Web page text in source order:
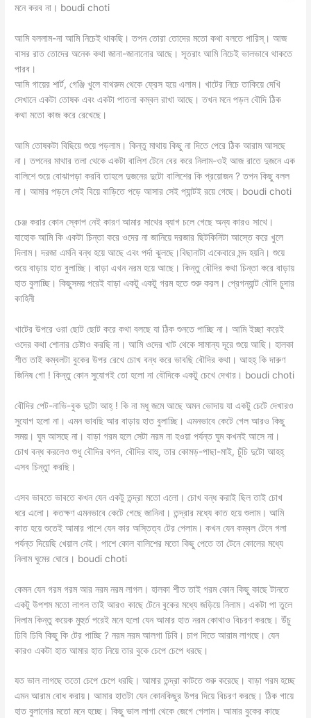
মনে করব না। boudi choti
আমি বললাম-না আমি নিচেই থাকছি। তপন তোরা তোদের মতো কথা বলতে পারিস্। আজ
বাসর রাত তোদের অনেক কথা জানা-জানানোর আছে। সূতরাং আমি নিচেই ভালভাবে থাকতে
পারব।
আমি গায়ের শার্ট, গেঞ্জি খুলে বাথরুম থেকে ফ্রেস হয়ে এলাম। খাটের নিচে তাকিয়ে দেখি
সেখানে একটা তোষক এবং একটা পাতলা কম্বল রাখা আছে। তখন মনে পড়ল বৌদি ঠিক
কথা মতো কাজ করে রেখেছে।
আমি তোষকটা বিছিয়ে শুয়ে পড়লাম। কিন্তু মাথায় কিছু না দিতে পেরে ঠিক আরাম আসছে
না। তপনের মাথার তলা থেকে একটা বালিশ টেনে বের করে নিলাম-ওই আজ রাতে দুজনে এক
বালিশে শুয়ে বোঝাপড়া করবি তাহলে দুজনের দুটো বালিশের কি প্রয়োজন ? তপন কিছু বলল
না। আমার পড়নে সেই বিয়ে বাড়িতে পড়ে আসার সেই প্যান্টই রয়ে গেছে। boudi choti
চেঞ্জ করার কোন স্কোপ নেই কারণ আমার সাথের ব্যাগ চলে গেছে অন্য কারও সাথে।
যাহোক আমি কি একটা চিন্তা করে ওদের না জানিয়ে দরজার ছিটকিনিটা আস্তে করে খুলে
দিলাম। দরজা এমনি বন্ধ হয়ে আছে এবং পর্দা ঝুলছে।বিছানাটা একেবারে মন্দ হয়নি। শুয়ে
শুয়ে বাড়ায় হাত বুলাচ্ছি। বাড়া এখন নরম হয়ে আছে। কিন্তু বৌদির কথা চিন্তা করে বাড়ায়
হাত বুলাচ্ছি। কিছুসময় পরেই বাড়া একটু একটু গরম হতে শুরু করল। প্রেগন্যান্ট বৌদি চুদার
কাহিনী
খাটের উপরে ওরা ছোট ছোট করে কথা বলছে যা ঠিক শুনতে পাচ্ছি না। আমি ইচ্ছা করেই
ওদের কথা শোনার চেষ্টাও করছি না। আমি ওদের খাট থেকে সামান্য দূরে শুয়ে আছি। হালকা
শীত তাই কম্বলটা বুকের উপর রেখে চোখ বন্ধ করে ভাবছি বৌদির কথা। আহহ্ কি দারুণ
জিনিষ গো ! কিন্তু কোন সুযোগই তো হলো না বৌদিকে একটু চেখে দেখার। boudi choti
বৌদির পেট-নাভি-বুক দুটো আহ্ ! কি না মধু জমে আছে অমন ভোদায় যা একটু চেটে দেখারও
সুযোগ হলো না। এমন ভাবছি আর বাড়ায় হাত বুলাচ্ছি। এমনভাবে কেটে গেল আরও কিছু
সময়। ঘুম আসছে না। বাড়া গরম হলে সেটা নরম না হওয়া পর্যন্ত ঘুম কখনই আসে না।
চোখ বন্ধ করলেও শুধু বৌদির বগল, বৌদির বাহু, তার কোমড়-পাছা-মাই, চুঁচি দুটো আহহ্
এসব চিন্তুা করছি।
এসব ভাবতে ভাবতে কখন যেন একটু তন্দ্রা মতো এলো। চোখ বন্ধ করাই ছিল তাই চোখ
ধরে এলো। কতক্ষণ এমনভাবে কেটে গেছে জানিনা। তন্দ্রার মধ্যে কাত হয়ে শুলাম। আমি
কাত হয়ে শুতেই আমার পাশে যেন কার অস্তিত্ব টের পেলাম। কখন যেন কম্বল টেনে গলা
পর্যন্ত দিয়েছি খেয়াল নেই। পাশে কোল বালিশের মতো কিছু পেতে তা টেনে কোলের মধ্যে
নিলাম ঘুমের ঘোরে। boudi choti
কেমন যেন গরম গরম আর নরম নরম লাগল। হালকা শীত তাই গরম কোন কিছু কাছে টানতে
একটু উপশম মতো লাগল তাই আরও কাছে টেনে বুকের মধ্যে জড়িয়ে নিলাম। একটা পা তুলে
দিলাম কিন্তু কয়েক মুহুর্ত পরেই মনে হলো যেন আমার হাত নরম কোথাও বিচরণ করছে। উঁচু
ঢিবি ঢিবি কিছু কি টের পাচ্ছি ? নরম নরম আলগা ঢিবি। চাপ দিতে আরাম লাগছে। যেন
কারও একটা হাত আমার হাত নিয়ে তার বুকে চেপে চেপে ধরছে।
যত ভাল লাগছে ততো চেপে চেপে ধরছি। আমার তন্দ্রা কাটতে শুরু করেছে। বাড়া গরম হচ্ছে
এমন আরাম বোধ করায়। আমার হাতটা যেন কোনকিছুর উপর দিয়ে বিচরণ করছে। ঠিক গায়ে
হাত বুলানোর মতো মনে হচ্ছে। কিছু ভাল লাগা থেকে জেগে গেলাম। আমার বুকের কাছে